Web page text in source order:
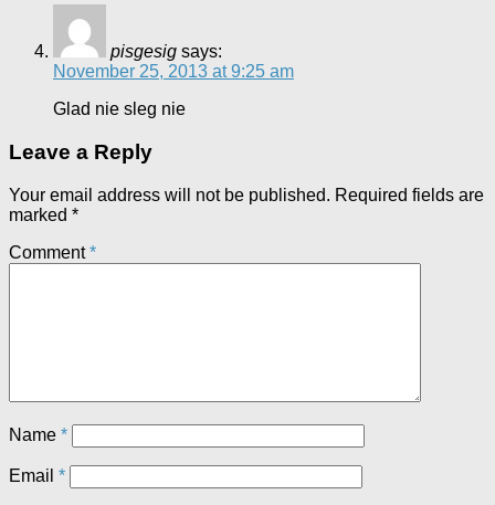
pisgesig says:
November 25, 2013 at 9:25 am
Glad nie sleg nie
Leave a Reply
Your email address will not be published. Required fields are
marked *
Comment*
Name *
Email *